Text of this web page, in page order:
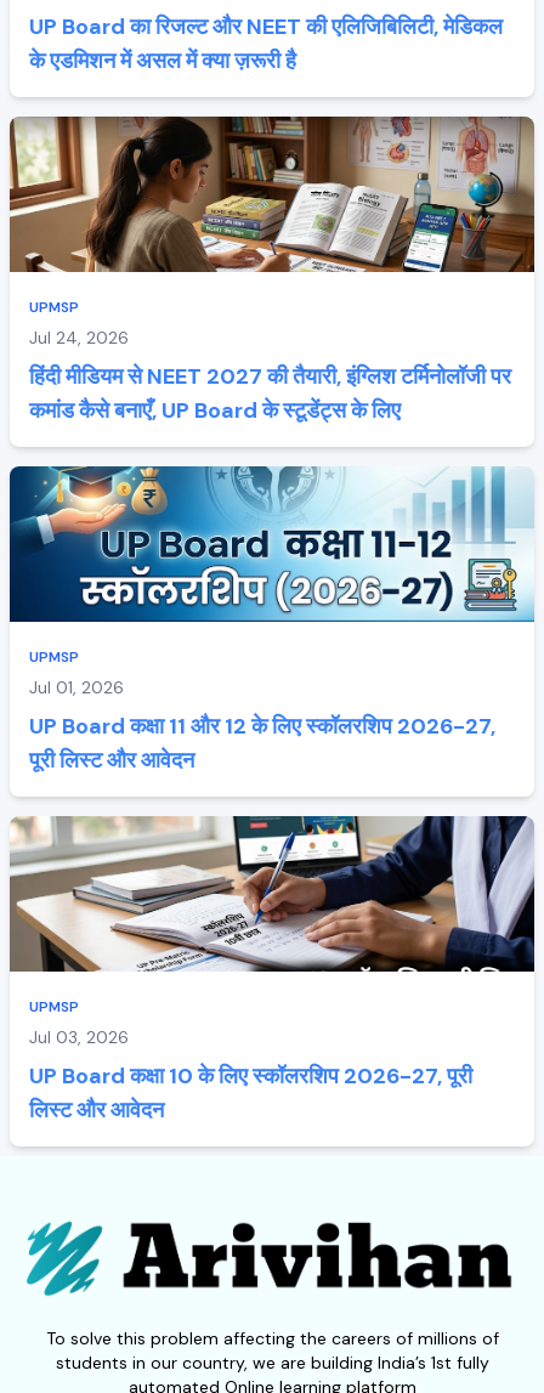
UP Board का रिजल्ट और NEET की एलिजिबिलिटी, मेडिकल
के एडमिशन में असल में क्या ज़रूरी है
UPMSP
Jul 24, 2026
हिंदी मीडियम से NEET 2027 की तैयारी, इंग्लिश टर्मिनोलॉजी पर
कमांड कैसे बनाएँ, UP Board के स्टूडेंट्स के लिए
UPMSP
Jul 01, 2026
UP Board कक्षा 11 और 12 के लिए स्कॉलरशिप 2026-27,
पूरी लिस्ट और आवेदन
UPMSP
Jul 03, 2026
UP Board कक्षा 10 के लिए स्कॉलरशिप 2026-27, पूरी
लिस्ट और आवेदन
To solve this problem affecting the careers of millions of
students in our country, we are building India’s 1st fully
automated Online learning platform